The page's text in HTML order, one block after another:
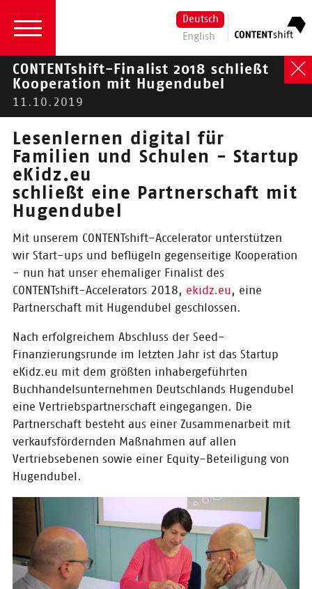
Deutsch
English
CONTENTshift-Finalist 2018 schließt
Kooperation mit Hugendubel
11.10.2019
Lesenlernen digital für
Familien und Schulen - Startup
eKidz.eu
schließt eine Partnerschaft mit
Hugendubel
Mit unserem CONTENTshift-Accelerator unterstützen
wir Start-ups und beflügeln gegenseitige Kooperation
- nun hat unser ehemaliger Finalist des
CONTENTshift-Accelerators 2018, ekidz.eu, eine
Partnerschaft mit Hugendubel geschlossen.
Nach erfolgreichem Abschluss der Seed-
Finanzierungsrunde im letzten Jahr ist das Startup
eKidz.eu mit dem größten inhabergeführten
Buchhandelsunternehmen Deutschlands Hugendubel
eine Vertriebspartnerschaft eingegangen. Die
Partnerschaft besteht aus einer Zusammenarbeit mit
verkaufsfördernden Maßnahmen auf allen
Vertriebsebenen sowie einer Equity-Beteiligung von
Hugendubel.
|2016
2019
Aktuelles
Unser Cosh17-
Accelerator-Finalist
wird als Kultur-
und Kreativpilot
Deutschland
ausgezeichnet
Die Kultur- und Kreativpiloten
Deutschland schlagen in der
unternehmerischen Handeln neue
Pfade ein und gestalten mit viel
Engagement, Kreativität und
Umsetzungskompetenz, einen
ökonomischen Erfolg hinausgeht.
Eisbrecher-
Netzwerkabend am
21. November 2019
Am 21. November kommt der
CONTENTshift startup club in die
junge Hugendubel-Filiale in